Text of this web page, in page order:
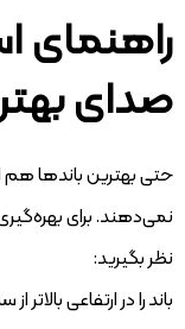
راهنمای
صدای
حتی بهترین باندها
نمی‌دهند. برای
نظر بگیرید:
باند را در ارتفاعی